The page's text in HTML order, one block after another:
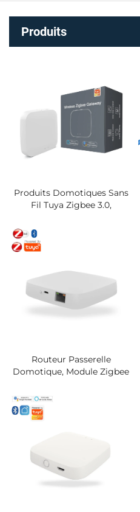
Produits
Produits Domotiques Sans
Fil Tuya Zigbee 3.0,
Vocale Via Alexa Google
Home, Dispositifs De
Contrôle À Distance,
Intelligent
Routeur Passerelle
Domotique, Module Zigbee
Avec L'application Tuya Pour
D'automatisation